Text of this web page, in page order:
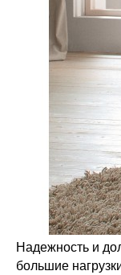
Надежность и
большие